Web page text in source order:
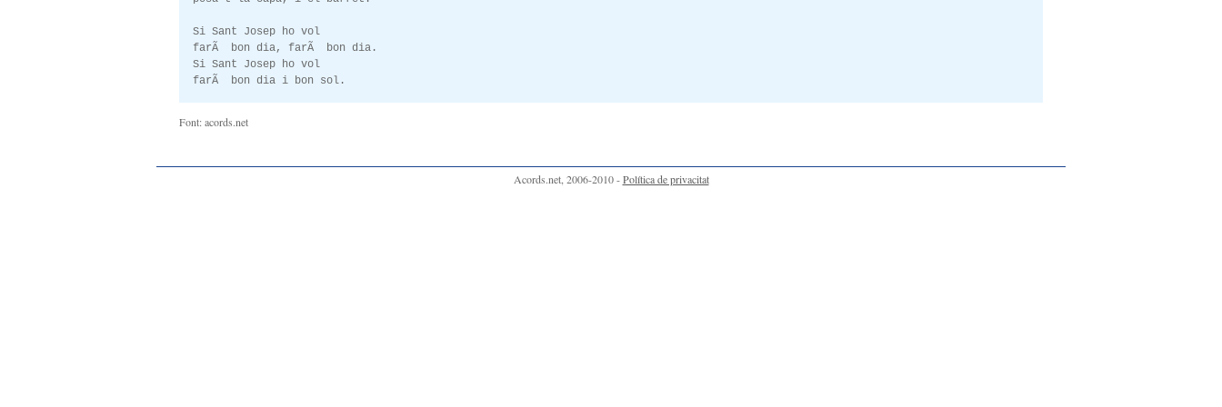
Si Sant Josep ho vol
farÃ bon dia, farÃ bon dia.
Si Sant Josep ho vol
farÃ bon dia i bon sol.
Font: acords.net
Acords.net, 2006-2010 -Política de privacitat